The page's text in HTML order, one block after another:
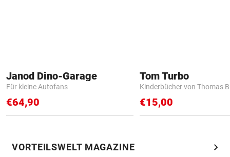
Janod Dino-Garage
Für kleine Autofans
€64,90
Tom Turbo
Kinderbücher von Thomas
€15,00
VORTEILSWELT MAGAZINE chevron_right